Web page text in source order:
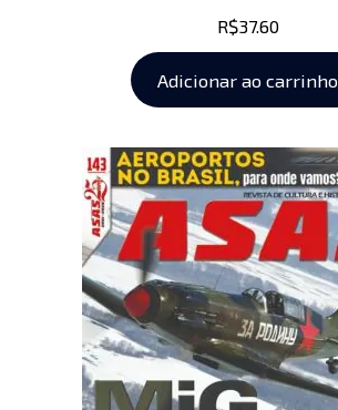
R$37.60
Adicionar ao carrinho